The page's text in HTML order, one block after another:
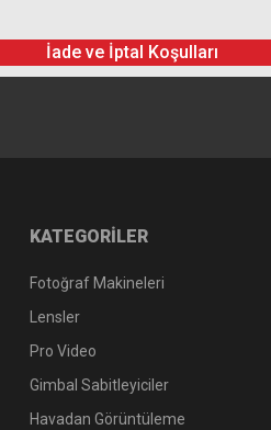
İade ve İptal Koşulları
KATEGORİLER
Fotoğraf Makineleri
Lensler
Pro Video
Gimbal Sabitleyiciler
Havadan Görüntüleme